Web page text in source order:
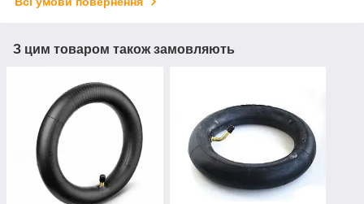
З цим товаром також замовляють